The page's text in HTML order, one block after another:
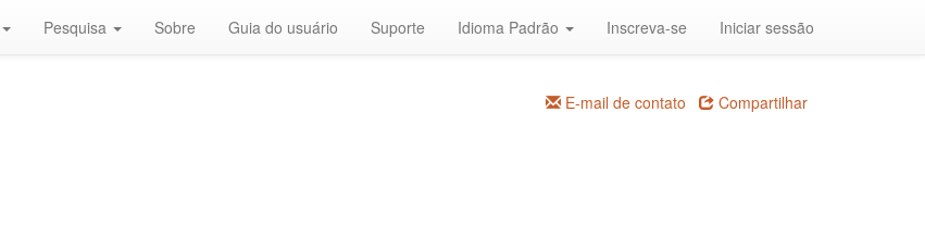
Pesquisa Sobre Guia do usuário Suporte Idioma Padrão Inscreva-se Iniciar sessão
E-mail de contato Compartilhar